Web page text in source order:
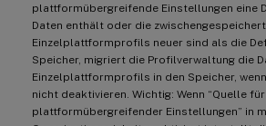
plattformübergreifende Einstellungen eine
Daten enthält oder die
Einzelplattformprofils neuer sind als die
Speicher, migriert die Profilverwaltung die
Einzelplattformprofils in den Speicher,
nicht deaktivieren. Wichtig: Wenn “Quelle
plattformübergreifender Einstellungen” in